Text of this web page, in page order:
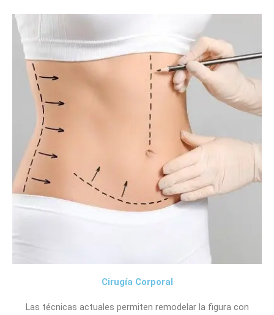
Cirugía Corporal
Las técnicas actuales permiten remodelar la figura con